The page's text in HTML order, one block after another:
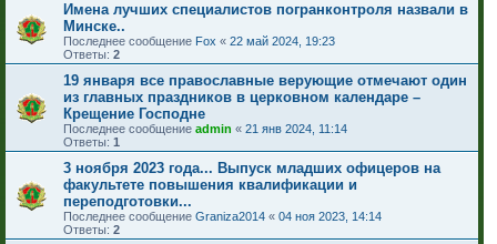
Имена лучших специалистов погранконтроля назвали в
Минске..
Последнее сообщение Fox « 22 май 2024, 19:23
Ответы: 2
19 января все православные верующие отмечают один
из главных праздников в церковном календаре –
Крещение Господне
Последнее сообщение admin « 21 янв 2024, 11:14
Ответы: 1
3 ноября 2023 года... Выпуск младших офицеров на
факультете повышения квалификации и
переподготовки...
Последнее сообщение Graniza2014 « 04 ноя 2023, 14:14
Ответы: 2